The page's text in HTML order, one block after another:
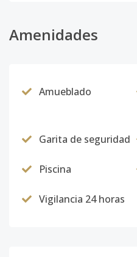
Amenidades
Amueblado
Garita de seguridad
Piscina
Vigilancia 24 horas